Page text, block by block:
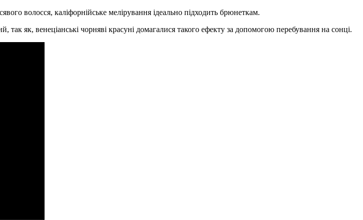
волосся, каліфорнійське мелірування ідеально підходить брюнеткам.
як, венеціанські чорняві красуні домагалися такого ефекту за допомогою перебування на сонці.